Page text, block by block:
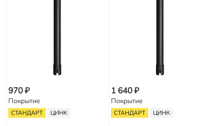
970 ₽
Покрытие
СТАНДАРТ ЦИНК
1 640 ₽
Покрытие
СТАНДАРТ ЦИНК